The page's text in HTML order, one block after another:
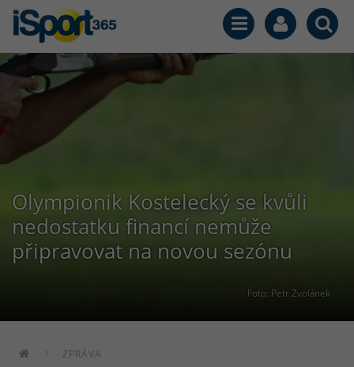
Foto: Petr Zvolánek
Olympionik Kostelecký se kvůli
nedostatku financí nemůže
připravovat na novou sezónu
ZPRÁVA